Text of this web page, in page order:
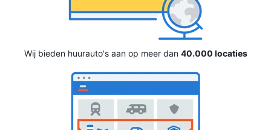
Wij bieden huurauto's aan op meer dan 40.000 locaties